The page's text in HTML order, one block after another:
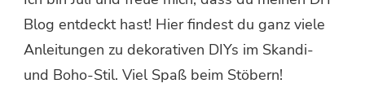
Blog entdeckt hast! Hier findest du ganz viele
Anleitungen zu dekorativen DIYs im Skandi-
und Boho-Stil. Viel Spaß beim Stöbern!